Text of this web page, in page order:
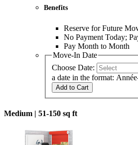
Benefits
Reserve for Future
No Payment Today;
Pay Month to Month
Move-In Date
Choose Date:
a date in the format:
Add to Cart
Medium | 51-150 sq ft